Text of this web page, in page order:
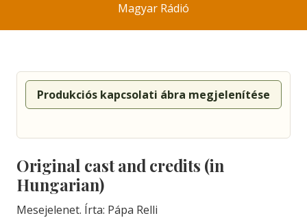
Magyar Rádió
Produkciós kapcsolati ábra megjelenítése
Original cast and credits (in
Hungarian)
Mesejelenet. Írta: Pápa Relli